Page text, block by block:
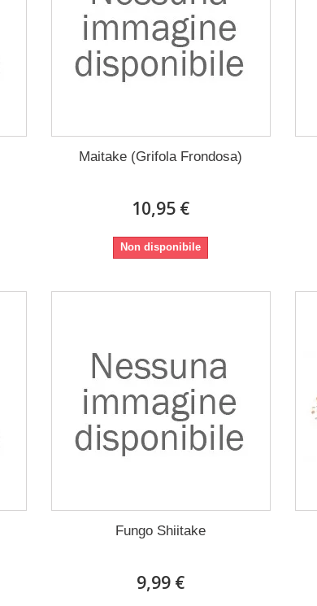
Maitake (Grifola Frondosa)
10,95 €
Non disponibile
Fungo Shiitake
9,99 €